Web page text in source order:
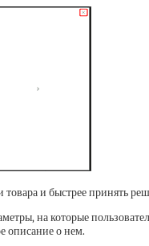
товара и быстрее принять
на которые
описание о нем.